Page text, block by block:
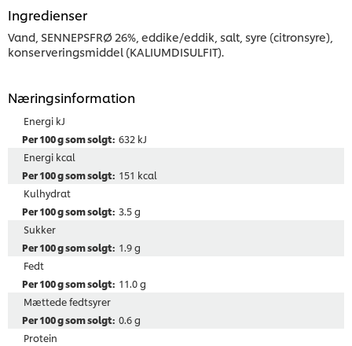
Ingredienser
Vand, SENNEPSFRØ 26%, eddike/eddik, salt, syre (citronsyre),
konserveringsmiddel (KALIUMDISULFIT).
Næringsinformation
Energi kJ
632 kJ
Energi kcal
151 kcal
Kulhydrat
3.5 g
Sukker
1.9 g
Fedt
11.0 g
Mættede fedtsyrer
0.6 g
Protein